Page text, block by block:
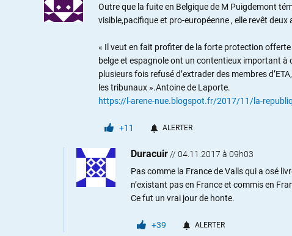
Outre que la fuite en Belgique de M Puigdemont
visible,pacifique et pro-européenne , elle revêt
« Il veut en fait profiter de la forte protection
belge et espagnole ont un contentieux important à
plusieurs fois refusé d’extrader des membres
les tribunaux ».Antoine de Laporte.
https://l-arene-nue.blogspot.fr/2017/11/la-
+11 ALERTER
Duracuir // 04.11.2017 à 09h03
Pas comme la France de Valls qui a osé
n’existant pas en France et commis en
Ce fut un vrai jour de honte.
+39 ALERTER